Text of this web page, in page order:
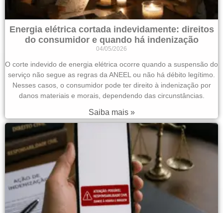
Energia elétrica cortada indevidamente: direitos
do consumidor e quando há indenização
04/05/2026
O corte indevido de energia elétrica ocorre quando a suspensão do
serviço não segue as regras da ANEEL ou não há débito legítimo.
Nesses casos, o consumidor pode ter direito à indenização por
danos materiais e morais, dependendo das circunstâncias.
Saiba mais »